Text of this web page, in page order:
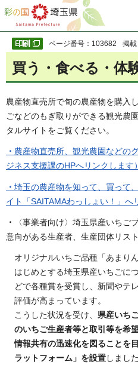
彩の国 埼玉県
ページ番号：103682 掲
買う・食べる・体
農産物直売所で旬の農産物を購入
ごなどのもぎ取りができる観光農
タルサイトをご覧ください。
・ 農産物直売所、観光農園などの
ジネス支援課のHPへリンクします）
・ 埼玉の農産物を知って、買って
イト「SAITAMAわっしょい！」へ
・
〈事業者向け〉埼玉県産いちご
意向がある生産者、生産団体リスト
オリジナルいちご品種「あまり
はじめとする埼玉県産いちごに
どで各種賞を受賞し、新聞やテ
評価が高まっています。
こうした状況を受け、 県産いち
のいちご生産者等と取引等を希
情報共有の迅速化を図ることを
ラットフォーム」を設置しました